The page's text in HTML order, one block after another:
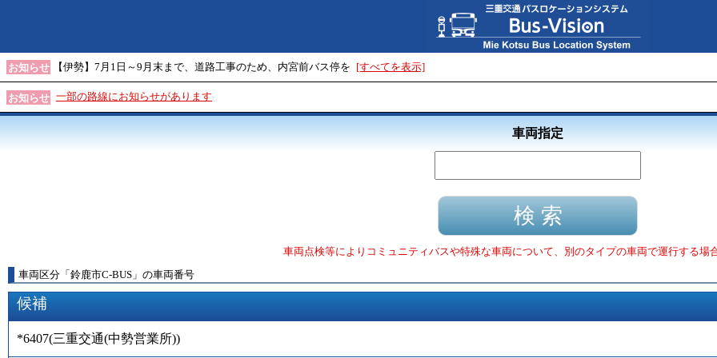
お知らせ 【伊勢】7月1日～9月末まで、道路工事のため、内宮前バス停を [すべてを表示]
お知らせ 一部の路線にお知らせがあります
車両指定
車両点検等によりコミュニティバスや特殊な車両について、別のタイプの車両で運行する場
車両区分 「 鈴鹿市C-BUS 」 の車両番号
候補
*6407(三重交通(中勢営業所))